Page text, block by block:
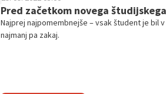
Pred začetkom novega
Najprej najpomembnejše – vsak študent je bil
najmanj pa zakaj.